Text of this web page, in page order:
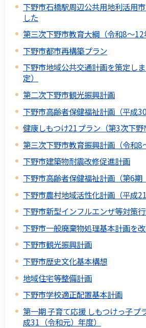
下野市石橋駅周辺公共用地利活用
した
第三次下野市教育大綱（令和8～12
下野市都市再構築プラン
下野市地域公共交通計画を策定し
定）
第二次下野市観光振興計画
下野市高齢者保健福祉計画（平成
健康しもつけ21プラン（第3次下野
第三次下野市教育振興計画（令和8
下野市建築物耐震改修促進計画
下野市高齢者保健福祉計画（第6
下野市農村地域活性化計画（平成
下野市新型インフルエンザ等対策
下野市一般廃棄物処理基本計画を
下野市観光振興計画
下野市歴史文化基本構想
地域住宅等整備計画
下野市学校適正配置基本計画
第一期 子育て応援 しもつけっ子プ
成31（令和元）年度）